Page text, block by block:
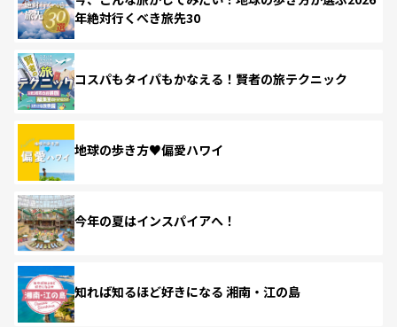
年絶対行くべき旅先30
コスパもタイパもかなえる！賢者の旅テクニック
地球の歩き方♥偏愛ハワイ
今年の夏はインスパイアへ！
知れば知るほど好きになる 湘南・江の島